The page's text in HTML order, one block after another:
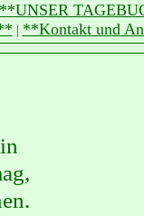
**UNSER
**Kontakt und